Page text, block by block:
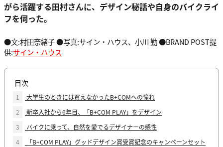
がら活躍する田村さんに、デザイン秘話や自身のバイクライ
フを伺った。
●文:村田奈緒子 ●写真:サイン・ハウス、小川 勤 ●BRAND POST提
供:サイン・ハウス
目次
1
大学生のときには買えなかったB+COMへの憧れ
2
新卒入社から6年目、「B+COM PLAY」をデザイン
3
バイクに乗って、自然を愛でるデザイナーの感性
4
「B+COM PLAY」グッドデザイン賞受賞記念のキャンペーンセット